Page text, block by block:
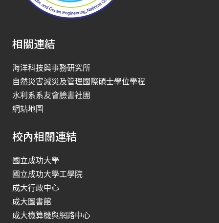
相關連結
海洋科技與事務研究所
自然災害減災及管理國際碩士學位學程
水利系系友會臉書社團
網站地圖
校內相關連結
國立成功大學
國立成功大學工學院
成大行政中心
成大圖書館
成大機算機與網路中心